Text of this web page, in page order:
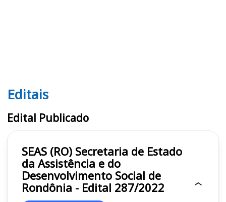
Editais SEAS RO
Editais
Edital Publicado
SEAS (RO) Secretaria de Estado
da Assistência e do
Desenvolvimento Social de
Rondônia - Edital 287/2022